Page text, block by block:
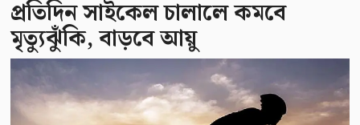
প্রতিদিন সাইকেল চালালে কমবে
মৃত্যুঝুঁকি, বাড়বে আয়ু